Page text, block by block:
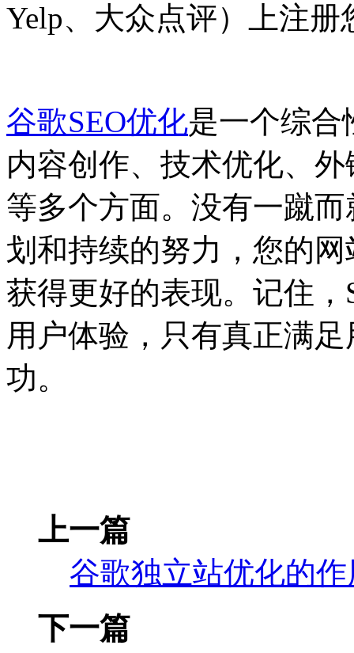
Yelp、大众点评）上注
谷歌SEO优化是一个综合
内容创作、技术优化、
等多个方面。没有一蹴
划和持续的努力，您的
获得更好的表现。记住
用户体验，只有真正满
功。
上一篇
谷歌独立站优化的作
下一篇